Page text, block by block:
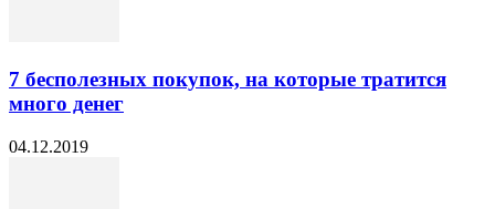
7 бесполезных покупок, на которые тратится
много денег
04.12.2019